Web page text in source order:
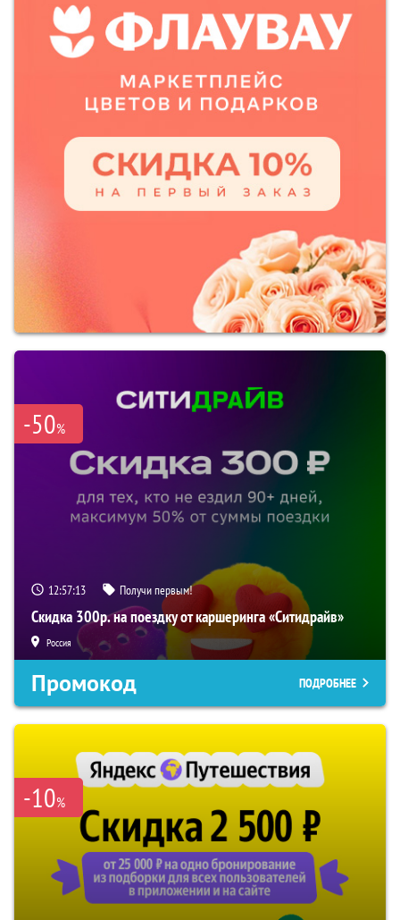
-50%
12:57:12 Получи первым!
Скидка 300р. на поездку от каршеринга «Ситидрайв»
Россия
Промокод ПОДРОБНЕЕ
-10%